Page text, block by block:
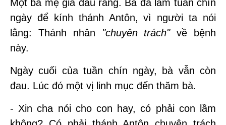
Một bà mẹ già đau răng. Bà đã làm tuần chín
ngày để kính thánh Antôn, vì người ta nói
lằng: Thánh nhân "chuyên trách"về bệnh
này.
Ngày cuối của tuần chín ngày, bà vẫn còn
đau. Lúc đó một vị linh mục đến thăm bà.
- Xin cha nói cho con hay, có phải con lầm